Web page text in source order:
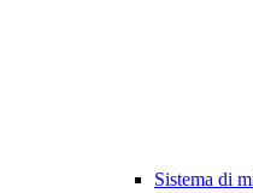
Sistema di